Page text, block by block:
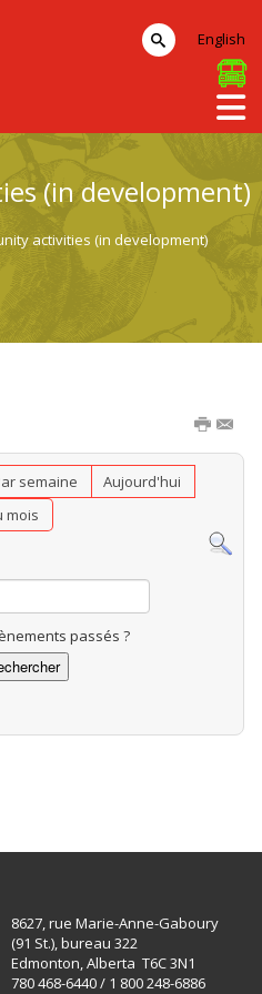
(in development)
activities (in development)
semaine
Aujourd'hui
mois
passés ?
English
8627, rue Marie-Anne-Gaboury
(91 St.), bureau 322
Edmonton, Alberta T6C 3N1
780 468-6440 / 1 800 248-6886